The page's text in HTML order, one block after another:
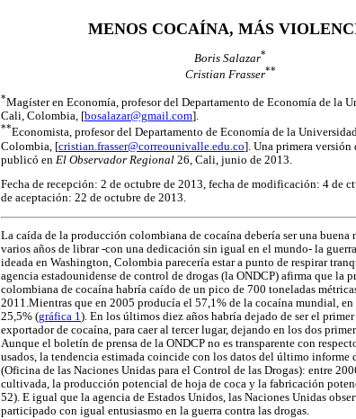
MENOS COCAÍNA, MÁS
Boris Salazar*
Cristian Frasser**
*Magíster en Economía, profesor del Departamento de Economía de la
Cali, Colombia, [bosalazar@gmail.com].
**Economista, profesor del Departamento de Economía de la
Colombia, [cristian.frasser@correounivalle.edu.co]. Una primera versión
publicó en El Observador Regional 26, Cali, junio de 2013.
Fecha de recepción: 2 de octubre de 2013, fecha de modificación: 4 de
de aceptación: 22 de octubre de 2013.
La caída de la producción colombiana de cocaína debería ser una buena
varios años de librar -con una dedicación sin igual en el mundo- la
ideada en Washington, Colombia parecería estar a punto de respirar
agencia estadounidense de control de drogas (la ONDCP) afirma que la
colombiana de cocaína habría caído de un pico de 700 toneladas
2011.Mientras que en 2005 producía el 57,1% de la cocaína mundial,
25,5% (gráfica 1). En los últimos diez años habría dejado de ser el
exportador de cocaína, para caer al tercer lugar, dejando en los dos
Aunque el boletín de prensa de la ONDCP no es transparente con
usados, la tendencia estimada coincide con los datos del último informe
(Oficina de las Naciones Unidas para el Control de las Drogas): entre
cultivada, la producción potencial de hoja de coca y la fabricación
52). E igual que la agencia de Estados Unidos, las Naciones Unidas
participado con igual entusiasmo en la guerra contra las drogas.